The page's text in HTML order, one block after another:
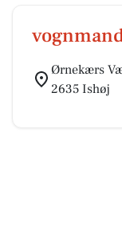
Ørnekærs
2635 Ishøj